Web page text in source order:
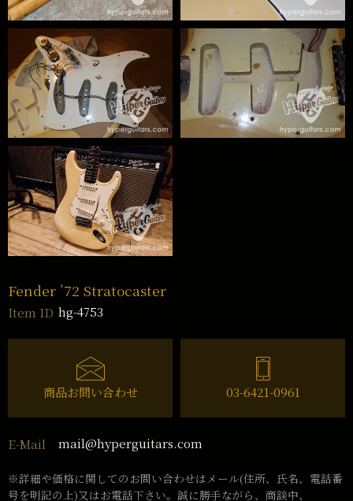
Fender ’72 Stratocaster
Item ID hg-4753
商品お問い合わせ 03-6421-0961
E-Mail mail@hyperguitars.com
※詳細や価格に関してのお問い合わせはメール(住所、氏名、電話番
号を明記の上)又はお電話下さい。誠に勝手ながら、商談中、